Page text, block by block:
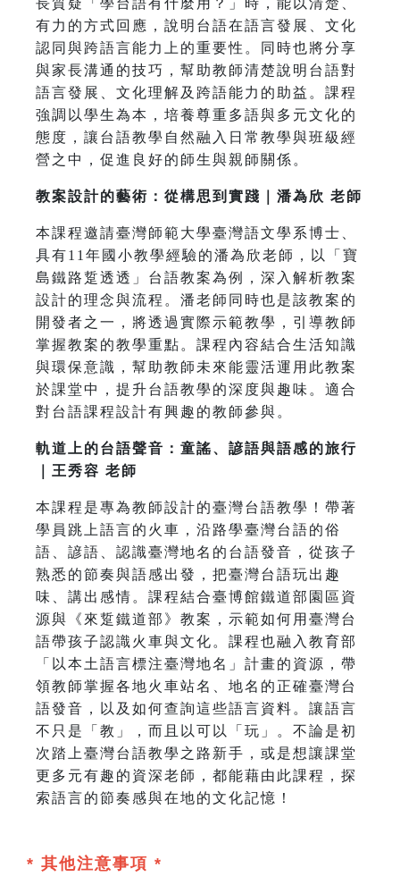
長質疑「學台語有什麼用？」時，能以清楚、
有力的方式回應，說明台語在語言發展、文化
認同與跨語言能力上的重要性。同時也將分享
與家長溝通的技巧，幫助教師清楚說明台語對
語言發展、文化理解及跨語能力的助益。課程
強調以學生為本，培養尊重多語與多元文化的
態度，讓台語教學自然融入日常教學與班級經
營之中，促進良好的師生與親師關係。
教案設計的藝術：從構思到實踐｜潘為欣 老師
本課程邀請臺灣師範大學臺灣語文學系博士、
具有11年國小教學經驗的潘為欣老師，以「寶
島鐵路踅透透」台語教案為例，深入解析教案
設計的理念與流程。潘老師同時也是該教案的
開發者之一，將透過實際示範教學，引導教師
掌握教案的教學重點。課程內容結合生活知識
與環保意識，幫助教師未來能靈活運用此教案
於課堂中，提升台語教學的深度與趣味。適合
對台語課程設計有興趣的教師參與。
軌道上的台語聲音：童謠、諺語與語感的旅行
｜王秀容 老師
本課程是專為教師設計的臺灣台語教學！帶著
學員跳上語言的火車，沿路學臺灣台語的俗
語、諺語、認識臺灣地名的台語發音，從孩子
熟悉的節奏與語感出發，把臺灣台語玩出趣
味、講出感情。課程結合臺博館鐵道部園區資
源與《來踅鐵道部》教案，示範如何用臺灣台
語帶孩子認識火車與文化。課程也融入教育部
「以本土語言標注臺灣地名」計畫的資源，帶
領教師掌握各地火車站名、地名的正確臺灣台
語發音，以及如何查詢這些語言資料。讓語言
不只是「教」，而且以可以「玩」。不論是初
次踏上臺灣台語教學之路新手，或是想讓課堂
更多元有趣的資深老師，都能藉由此課程，探
索語言的節奏感與在地的文化記憶！
* 其他注意事項 *